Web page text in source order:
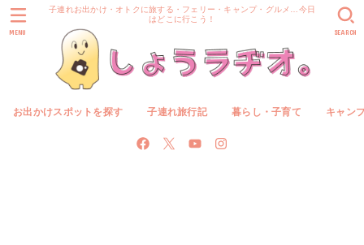
子連れお出かけ・オトクに旅する・フェリー・キャンプ・グルメ…今日
はどこに行こう！
お出かけスポットを探す 子連れ旅行記 暮らし・子育て キャン
SEARCH
MENU